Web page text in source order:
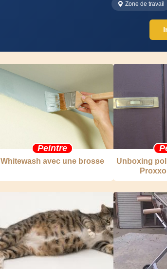
Zone de travail
Peintre
Whitewash avec une brosse
Unboxing